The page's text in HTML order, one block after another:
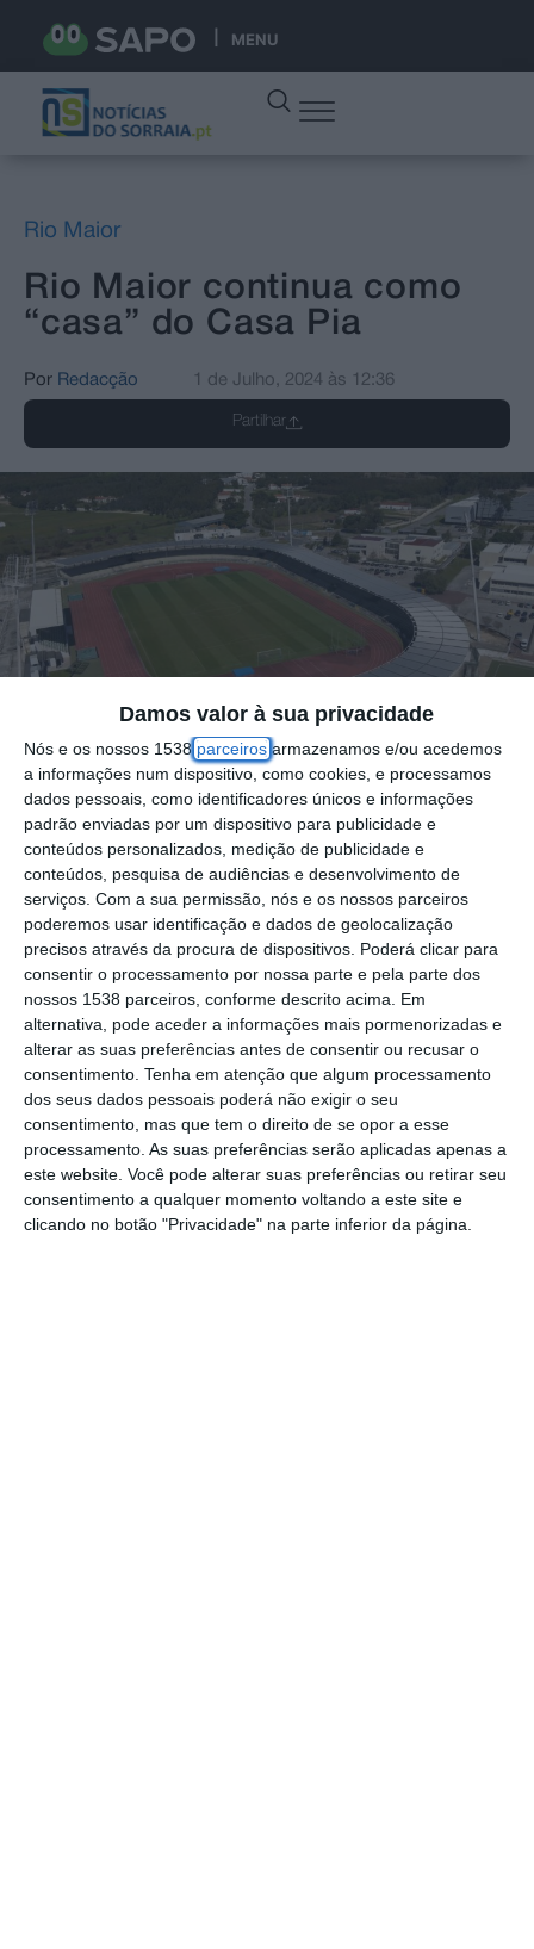
Damos valor à sua privacidade
Nós e os nossos 1538 parceiros armazenamos e/ou acedemos
a informações num dispositivo, como cookies, e processamos
dados pessoais, como identificadores únicos e informações
padrão enviadas por um dispositivo para publicidade e
conteúdos personalizados, medição de publicidade e
conteúdos, pesquisa de audiências e desenvolvimento de
serviços. Com a sua permissão, nós e os nossos parceiros
poderemos usar identificação e dados de geolocalização
precisos através da procura de dispositivos. Poderá clicar para
consentir o processamento por nossa parte e pela parte dos
nossos 1538 parceiros, conforme descrito acima. Em
alternativa, pode aceder a informações mais pormenorizadas e
alterar as suas preferências antes de consentir ou recusar o
consentimento. Tenha em atenção que algum processamento
dos seus dados pessoais poderá não exigir o seu
consentimento, mas que tem o direito de se opor a esse
processamento. As suas preferências serão aplicadas apenas a
este website. Você pode alterar suas preferências ou retirar seu
consentimento a qualquer momento voltando a este site e
clicando no botão "Privacidade" na parte inferior da página.
MENU
Rio Maior
Rio Maior continua como
“casa” do Casa Pia
Por Redacção 1 de Julho, 2024 às 12:36
Partilhar
A Liga Portuguesa de Futebol Profissional
oficializou na última sexta-feira os clubes e
estádios para as competições nacionais de
futebol, confirmando que o Casa Pia AC
continuará a ter como “casa” o Estádio
Municipal de Rio Maior, na próxima
temporada futebolística.
O estádio de Rio Maior foi classificado pela
Liga de Clubes com nível três, o último que
permite a disputa de jogos do principal
escalão de futebol em Portugal.